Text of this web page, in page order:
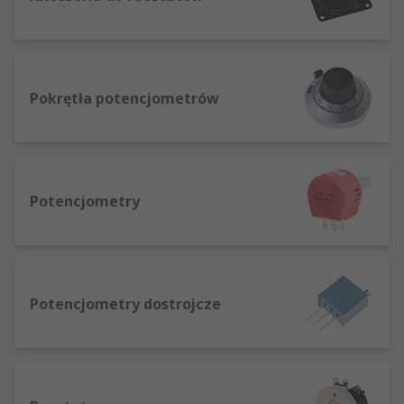
maksymalną oporności, między którymi można
automatyczna regulacja parametrów obwodu
elektrycznego, zarówno w prostych urządzeniach
użytkowych, jak i w precyzyjnej elektronice
regulacja głośności i wzmocnienia w
Pokrętła potencjometrów
Potencjometry
Potencjometry dostrojcze